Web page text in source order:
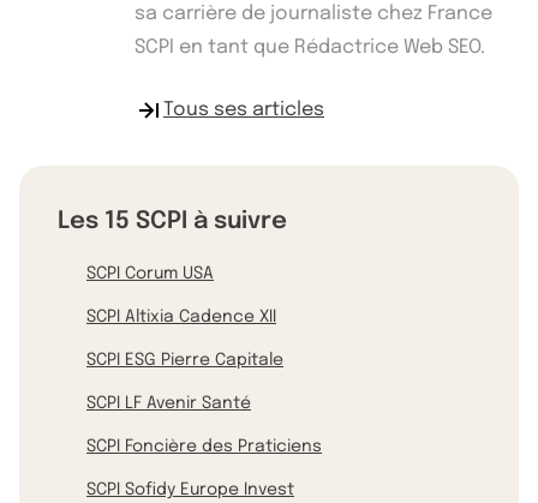
sa carrière de journaliste chez France
SCPI en tant que Rédactrice Web SEO.
Tous ses articles
Les 15 SCPI à suivre
SCPI Corum USA
SCPI Altixia Cadence XII
SCPI ESG Pierre Capitale
SCPI LF Avenir Santé
SCPI Foncière des Praticiens
SCPI Sofidy Europe Invest